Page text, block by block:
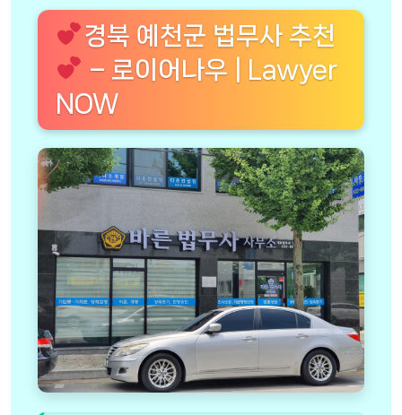
경북 예천군 법무사 추천
– 로이어나우 | Lawyer
NOW